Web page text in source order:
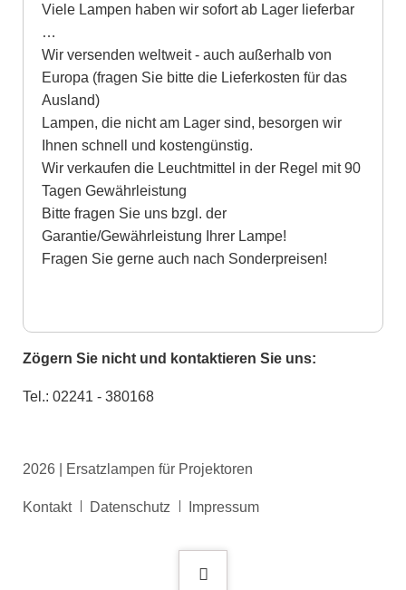
Viele Lampen haben wir sofort ab Lager lieferbar
…
Wir versenden weltweit - auch außerhalb von
Europa (fragen Sie bitte die Lieferkosten für das
Ausland)
Lampen, die nicht am Lager sind, besorgen wir
Ihnen schnell und kostengünstig.
Wir verkaufen die Leuchtmittel in der Regel mit 90
Tagen Gewährleistung
Bitte fragen Sie uns bzgl. der
Garantie/Gewährleistung Ihrer Lampe!
Fragen Sie gerne auch nach Sonderpreisen!
Zögern Sie nicht und kontaktieren Sie uns:
Tel.: 02241 - 380168
2026 | Ersatzlampen für Projektoren
Navigation
Kontakt Datenschutz Impressum